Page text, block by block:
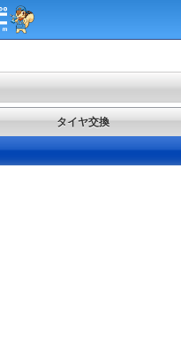
タイヤ交換